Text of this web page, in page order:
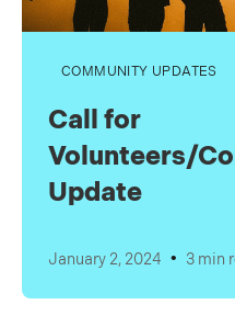
COMMUNITY UPDATES
Call for
Volunteers/
Update
January 2, 2024 • 3 min